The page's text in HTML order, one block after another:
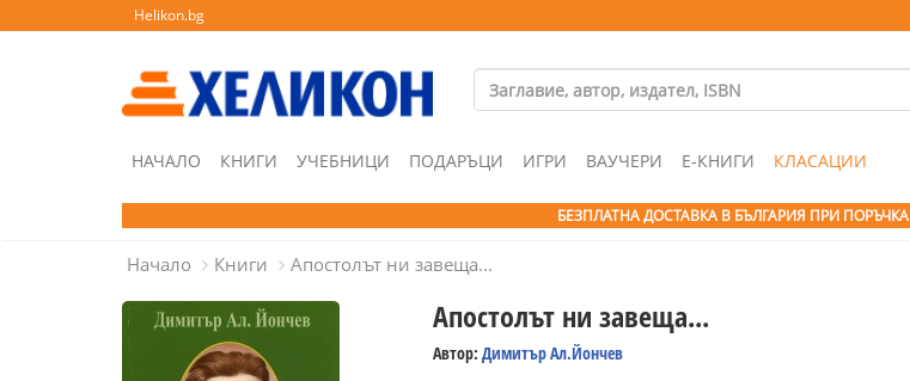
Helikon.bg
НАЧАЛО КНИГИ УЧЕБНИЦИ ПОДАРЪЦИ ИГРИ ВАУЧЕРИ Е-КНИГИ КЛАСАЦИИ
БЕЗПЛАТНА ДОСТАВКА В БЪЛГАРИЯ ПРИ ПОРЪЧКА
Начало Книги Апостолът ни завеща...
Апостолът ни завеща...
Автор: Димитър Ал.Йончев